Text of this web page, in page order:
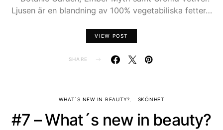
Ljusen är en blandning av 100% vegetabiliska fetter…
VIEW POST
SHARE
WHAT´S NEW IN BEAUTY? SKÖNHET
#7 – What´s new in beauty?